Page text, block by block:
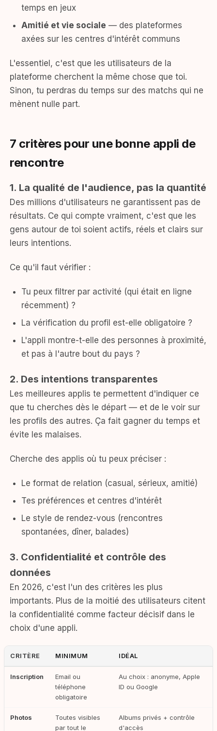
temps en jeux
Amitié et vie sociale — des plateformes
axées sur les centres d'intérêt communs
L'essentiel, c'est que les utilisateurs de la
plateforme cherchent la même chose que toi.
Sinon, tu perdras du temps sur des matchs qui ne
mènent nulle part.
7 critères pour une bonne appli de
rencontre
1. La qualité de l'audience, pas la quantité
Des millions d'utilisateurs ne garantissent pas de
résultats. Ce qui compte vraiment, c'est que les
gens autour de toi soient actifs, réels et clairs sur
leurs intentions.
Ce qu'il faut vérifier :
Tu peux filtrer par activité (qui était en ligne
récemment) ?
La vérification du profil est-elle obligatoire ?
L'appli montre-t-elle des personnes à proximité,
et pas à l'autre bout du pays ?
2. Des intentions transparentes
Les meilleures applis te permettent d'indiquer ce
que tu cherches dès le départ — et de le voir sur
les profils des autres. Ça fait gagner du temps et
évite les malaises.
Cherche des applis où tu peux préciser :
Le format de relation (casual, sérieux, amitié)
Tes préférences et centres d'intérêt
Le style de rendez-vous (rencontres
spontanées, dîner, balades)
3. Confidentialité et contrôle des
données
En 2026, c'est l'un des critères les plus
importants. Plus de la moitié des utilisateurs citent
la confidentialité comme facteur décisif dans le
choix d'une appli.
CRITÈRE MINIMUM IDÉAL
Inscription
Email ou
téléphone
obligatoire
Au choix : anonyme, Apple
ID ou Google
Photos
Toutes visibles
par tout le
Albums privés + contrôle
d'accès